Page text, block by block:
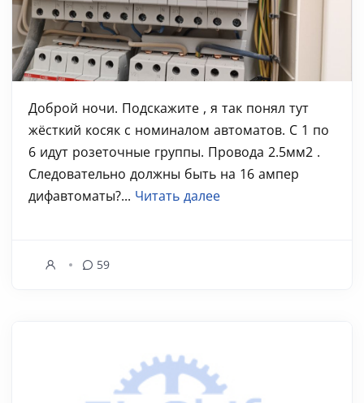
Доброй ночи. Подскажите , я так понял тут
жёсткий косяк с номиналом автоматов. С 1 по
6 идут розеточные группы. Провода 2.5мм2 .
Следовательно должны быть на 16 ампер
дифавтоматы?... Читать далее
59